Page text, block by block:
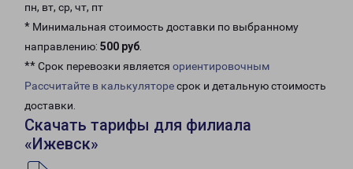
пн, вт, ср, чт, пт
* Минимальная стоимость доставки по выбранному
направлению: 500 руб.
** Срок перевозки является ориентировочным
Рассчитайте в калькуляторесрок и детальную стоимость
доставки.
Скачать тарифы для филиала
«Ижевск»